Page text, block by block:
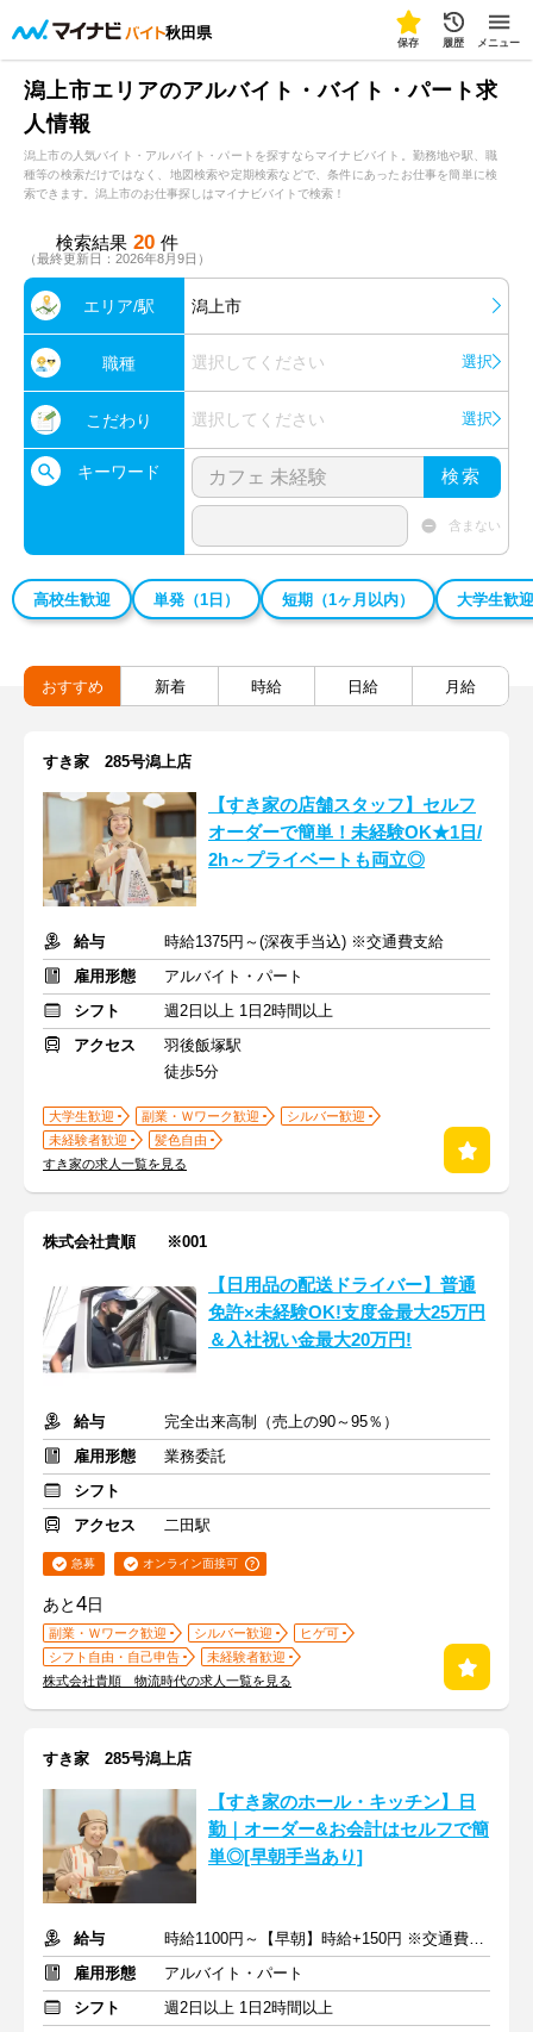
秋田県
保存 履歴 メニュー
潟上市エリアのアルバイト・バイト・パート求
人情報
潟上市の人気バイト・アルバイト・パートを探すならマイナビバイト。勤務地や駅、職
種等の検索だけではなく、地図検索や定期検索などで、条件にあったお仕事を簡単に検
索できます。潟上市のお仕事探しはマイナビバイトで検索！
検索結果 20 件
（最終更新日：2026年8月9日）
エリア/駅 潟上市
職種 選択してください 選択
こだわり 選択してください 選択
キーワード 検索
含まない
高校生歓迎 単発（1日） 短期（1ヶ月以内） 大学生歓迎
おすすめ 新着 時給 日給 月給
すき家 285号潟上店
【すき家の店舗スタッフ】セルフ
オーダーで簡単！未経験OK★1日/
2h～プライベートも両立◎
給与
時給1375円～(深夜手当込) ※交通費支給
雇用形態
アルバイト・パート
シフト
週2日以上 1日2時間以上
アクセス
羽後飯塚駅
徒歩5分
大学生歓迎 副業・Ｗワーク歓迎
シルバー歓迎
未経験者歓迎
髪色自由
すき家の求人一覧を見る
株式会社貴順 ※001
【日用品の配送ドライバー】普通
免許×未経験OK!支度金最大25万円
＆入社祝い金最大20万円!
給与
完全出来高制（売上の90～95％）
雇用形態
業務委託
シフト
アクセス
二田駅
急募 オンライン面接可
あと4日
副業・Ｗワーク歓迎 シルバー歓迎
ヒゲ可
シフト自由・自己申告
未経験者歓迎
株式会社貴順 物流時代の求人一覧を見る
すき家 285号潟上店
【すき家のホール・キッチン】日
勤｜オーダー&お会計はセルフで簡
単◎[早朝手当あり]
給与
時給1100円～【早朝】時給+150円 ※交通費支給
雇用形態
アルバイト・パート
シフト
週2日以上 1日2時間以上